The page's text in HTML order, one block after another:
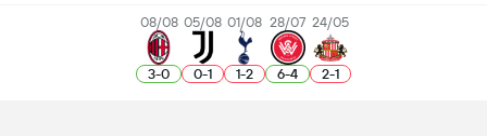
08/08
3-0
05/08
0-1
01/08
1-2
28/07
6-4
24/05
2-1